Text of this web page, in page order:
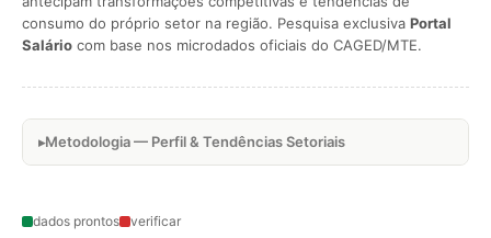
consumo do próprio setor na região. Pesquisa exclusiva Portal
Salário com base nos microdados oficiais do CAGED/MTE.
Metodologia — Perfil & Tendências Setoriais
dados prontos verificar